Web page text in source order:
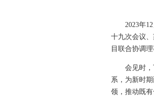
2023年
十九次会议
目联合协调
会见时
系，为新时
领，推动既